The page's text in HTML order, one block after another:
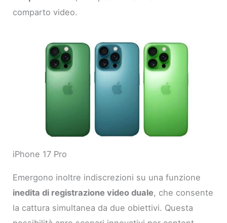
comparto video.
iPhone 17 Pro
Emergono inoltre indiscrezioni su una funzione
inedita di registrazione video duale, che consente
la cattura simultanea da due obiettivi. Questa